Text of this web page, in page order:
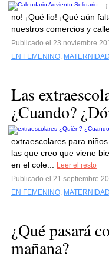
no! ¡Qué lio! ¡Qué aún
nuestros comercios y
Publicado el 23 noviembre
EN FEMENINO, MATERNIDAD
Las
¿Cuando?
extraescolares para
las que creo que viene
en el cole...
Leer el resto
Publicado el 21 septiembre
EN FEMENINO, MATERNIDAD
¿Qué pasará
mañana?